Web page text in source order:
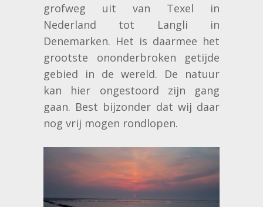
grofweg uit van Texel in
Nederland tot Langli in
Denemarken. Het is daarmee het
grootste ononderbroken getijde
gebied in de wereld. De natuur
kan hier ongestoord zijn gang
gaan. Best bijzonder dat wij daar
nog vrij mogen rondlopen.